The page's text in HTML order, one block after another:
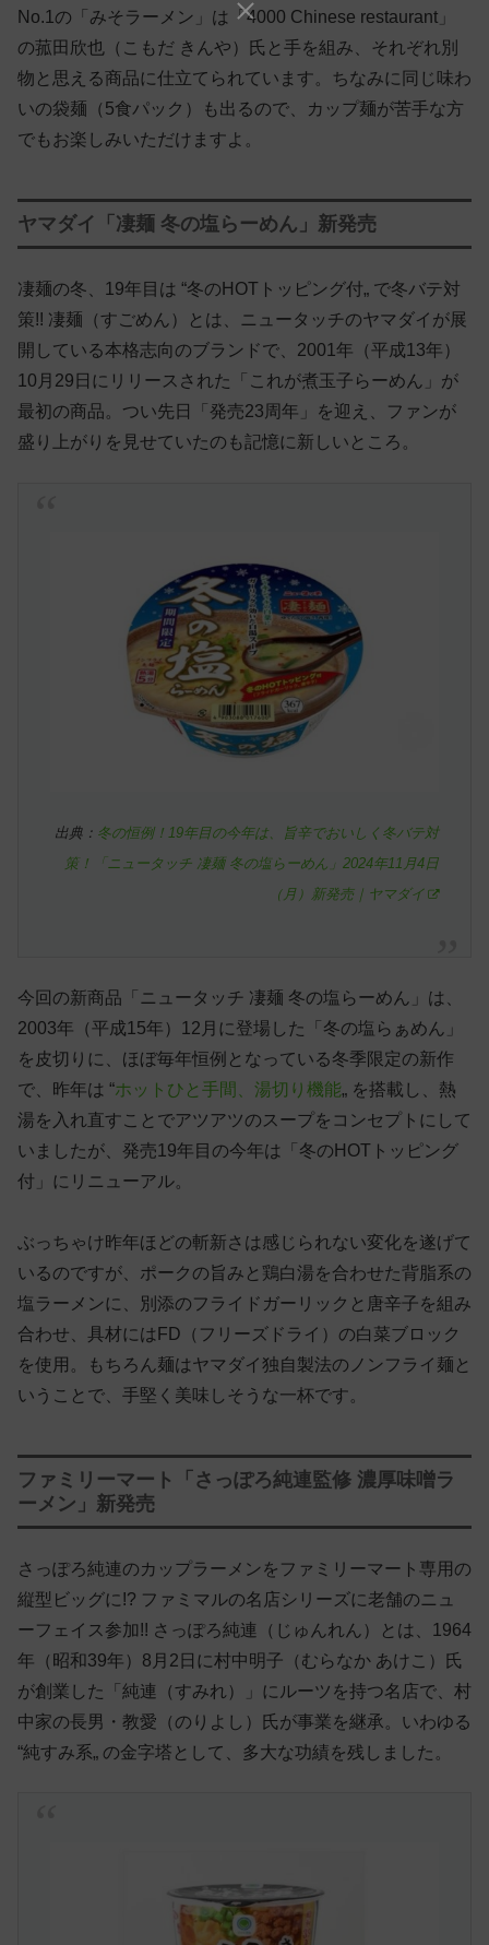
No.1の「みそラーメン」は「4000 Chinese restaurant」
の菰田欣也（こもだ きんや）氏と手を組み、それぞれ別
物と思える商品に仕立てられています。ちなみに同じ味わ
いの袋麺（5食パック）も出るので、カップ麺が苦手な方
でもお楽しみいただけますよ。
ヤマダイ「凄麺 冬の塩らーめん」新発売
凄麺の冬、19年目は “冬のHOTトッピング付„ で冬バテ対
策!! 凄麺（すごめん）とは、ニュータッチのヤマダイが展
開している本格志向のブランドで、2001年（平成13年）
10月29日にリリースされた「これが煮玉子らーめん」が
最初の商品。つい先日「発売23周年」を迎え、ファンが
盛り上がりを見せていたのも記憶に新しいところ。
出典： 冬の恒例！19年目の今年は、旨辛でおいしく冬バテ対
策！「ニュータッチ 凄麺 冬の塩らーめん」2024年11月4日
（月）新発売｜ヤマダイ
今回の新商品「ニュータッチ 凄麺 冬の塩らーめん」は、
2003年（平成15年）12月に登場した「冬の塩らぁめん」
を皮切りに、ほぼ毎年恒例となっている冬季限定の新作
で、昨年は “ホットひと手間、湯切り機能„ を搭載し、熱
湯を入れ直すことでアツアツのスープをコンセプトにして
いましたが、発売19年目の今年は「冬のHOTトッピング
付」にリニューアル。
ぶっちゃけ昨年ほどの斬新さは感じられない変化を遂げて
いるのですが、ポークの旨みと鶏白湯を合わせた背脂系の
塩ラーメンに、別添のフライドガーリックと唐辛子を組み
合わせ、具材にはFD（フリーズドライ）の白菜ブロック
を使用。もちろん麺はヤマダイ独自製法のノンフライ麺と
いうことで、手堅く美味しそうな一杯です。
ファミリーマート「さっぽろ純連監修 濃厚味噌ラ
ーメン」新発売
さっぽろ純連のカップラーメンをファミリーマート専用の
縦型ビッグに!? ファミマルの名店シリーズに老舗のニュ
ーフェイス参加!! さっぽろ純連（じゅんれん）とは、1964
年（昭和39年）8月2日に村中明子（むらなか あけこ）氏
が創業した「純連（すみれ）」にルーツを持つ名店で、村
中家の長男・教愛（のりよし）氏が事業を継承。いわゆる
“純すみ系„ の金字塔として、多大な功績を残しました。